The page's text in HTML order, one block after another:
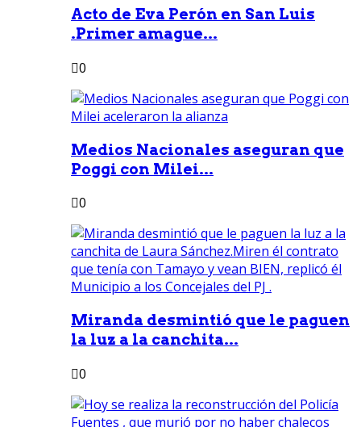
Acto de Eva Perón en San Luis
.Primer amague...
0
Medios Nacionales aseguran que
Poggi con Milei...
0
Miranda desmintió que le paguen
la luz a la canchita...
0